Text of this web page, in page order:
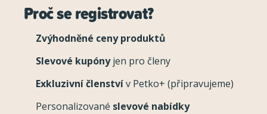
Proč se registrovat?
Zvýhodněné ceny produktů
Slevové kupónyjen pro členy
Exkluzivní členstvív Petko+ (připravujeme)
Personalizované slevové nabídky